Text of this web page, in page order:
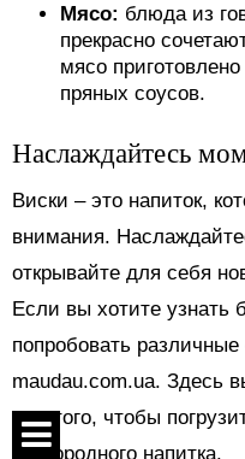
Мясо: блюда из
прекрасно
мясо
пряных соусов.
Наслаждайтесь
Виски – это напиток,
внимания.
открывайте для себя
Если вы хотите узнать
попробовать различные
maudau.com.ua. Здесь
для того, чтобы
благородного напитка.